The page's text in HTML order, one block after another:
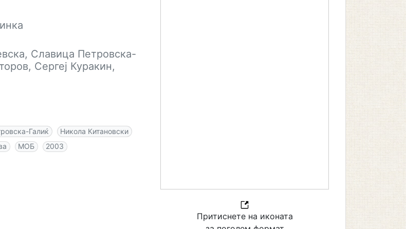
Славица Петровска-
Сергеј Куракин,
Галиќ
Никола Китановски
МОБ
2003
Притиснете на иконата